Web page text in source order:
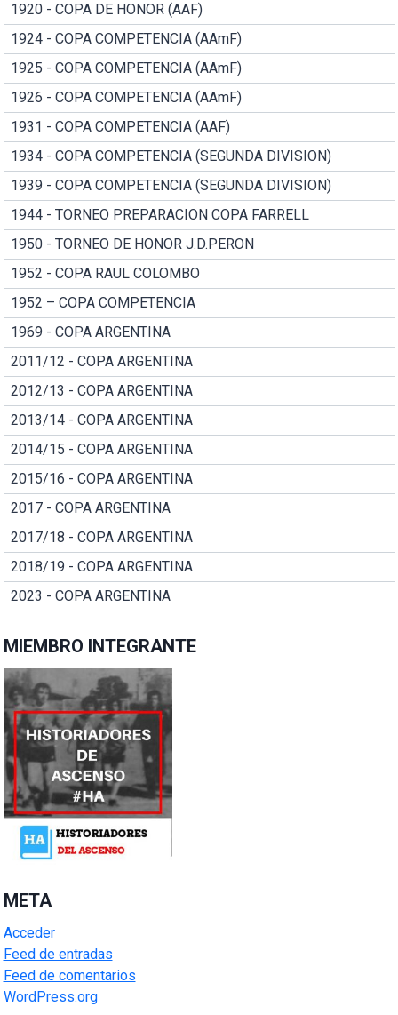
1920 - COPA DE HONOR (AAF)
1924 - COPA COMPETENCIA (AAmF)
1925 - COPA COMPETENCIA (AAmF)
1926 - COPA COMPETENCIA (AAmF)
1931 - COPA COMPETENCIA (AAF)
1934 - COPA COMPETENCIA (SEGUNDA DIVISION)
1939 - COPA COMPETENCIA (SEGUNDA DIVISION)
1944 - TORNEO PREPARACION COPA FARRELL
1950 - TORNEO DE HONOR J.D.PERON
1952 - COPA RAUL COLOMBO
1952 – COPA COMPETENCIA
1969 - COPA ARGENTINA
2011/12 - COPA ARGENTINA
2012/13 - COPA ARGENTINA
2013/14 - COPA ARGENTINA
2014/15 - COPA ARGENTINA
2015/16 - COPA ARGENTINA
2017 - COPA ARGENTINA
2017/18 - COPA ARGENTINA
2018/19 - COPA ARGENTINA
2023 - COPA ARGENTINA
MIEMBRO INTEGRANTE
META
Acceder
Feed de entradas
Feed de comentarios
WordPress.org